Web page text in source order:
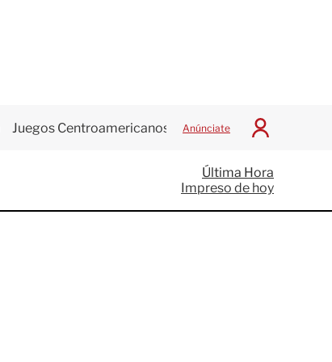
Juegos Centroamericanos Anúnciate
I
c
i
a
Última Hora
Impreso de hoy